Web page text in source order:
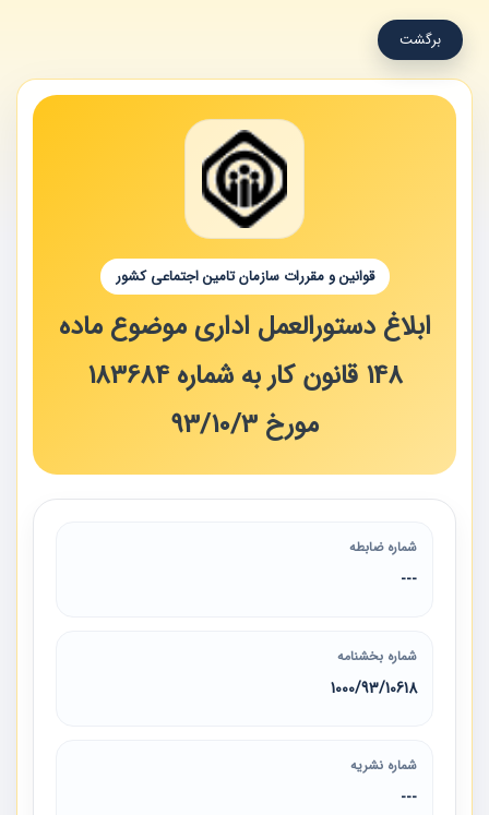
برگشت
قوانین و مقررات سازمان تامین اجتماعی کشور
ابلاغ دستورالعمل اداری موضوع ماده
148 قانون کار به شماره 183684
مورخ 93/10/3
شماره ضابطه
---
شماره بخشنامه
1000/93/10618
شماره نشریه
---